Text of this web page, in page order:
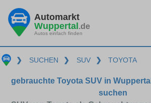
Automarkt
Wuppertal.de
Autos einfach finden
❯ SUCHEN ❯ SUV ❯ TOYOTA
gebrauchte Toyota SUV in
suchen